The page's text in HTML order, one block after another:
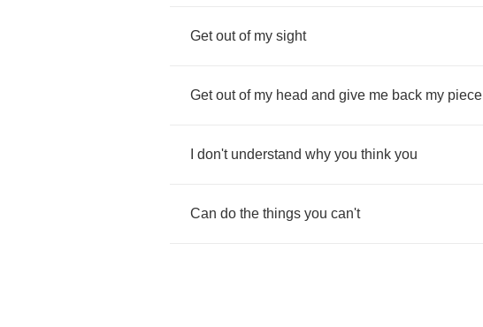
Get out of my sight
Get out of my head and give me back my piece
don't understand why you think you
Can do the things you can't